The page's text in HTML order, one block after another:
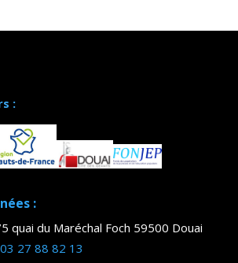
:
:
quai du Maréchal Foch 59500 Douai
03 27 88 82 13